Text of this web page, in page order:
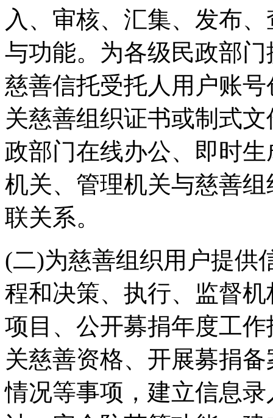
入、审核、汇集、发布
与功能。为各级民政部
慈善信托受托人用户账
关慈善组织证书或制式
政部门在线办公、即时
机关、管理机关与慈善
联关系。
(二)为慈善组织用户提供
程和决策、执行、监督
项目、公开募捐年度工
关慈善资格、开展募捐
情况等事项，建立信息